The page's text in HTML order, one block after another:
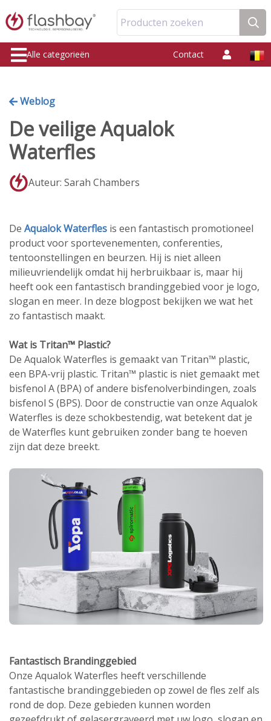
Producten zoeken
Alle categorieën Contact
Weblog
De veilige Aqualok
Waterfles
Auteur: Sarah Chambers
De Aqualok Waterfles is een fantastisch promotioneel
product voor sportevenementen, conferenties,
tentoonstellingen en beurzen. Hij is niet alleen
milieuvriendelijk omdat hij herbruikbaar is, maar hij
heeft ook een fantastisch brandinggebied voor je logo,
slogan en meer. In deze blogpost bekijken we wat het
zo fantastisch maakt.
Wat is Tritan™ Plastic?
De Aqualok Waterfles is gemaakt van Tritan™ plastic,
een BPA-vrij plastic. Tritan™ plastic is niet gemaakt met
bisfenol A (BPA) of andere bisfenolverbindingen, zoals
bisfenol S (BPS). Door de constructie van onze Aqualok
Waterfles is deze schokbestendig, wat betekent dat je
de Waterfles kunt gebruiken zonder bang te hoeven
zijn dat deze breekt.
Fantastisch Brandinggebied
Onze Aqualok Waterfles heeft verschillende
fantastische brandinggebieden op zowel de fles zelf als
rond de dop. Deze gebieden kunnen worden